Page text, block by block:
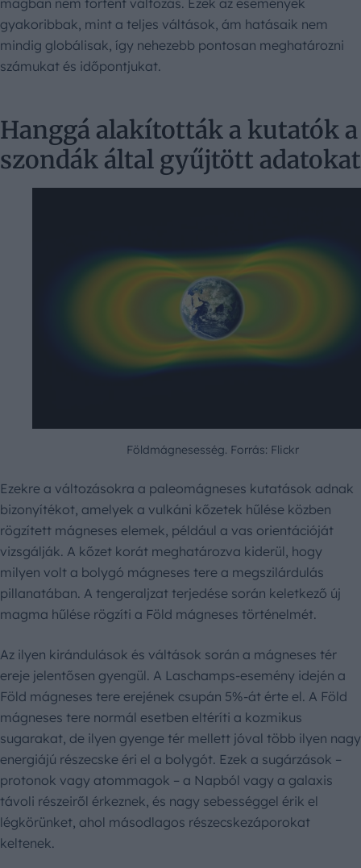
magban nem történt változás. Ezek az események
gyakoribbak, mint a teljes váltások, ám hatásaik nem
mindig globálisak, így nehezebb pontosan meghatározni
számukat és időpontjukat.
Hanggá alakították a kutatók a
szondák által gyűjtött adatokat
Földmágnesesség. Forrás: Flickr
Ezekre a változásokra a paleomágneses kutatások adnak
bizonyítékot, amelyek a vulkáni kőzetek hűlése közben
rögzített mágneses elemek, például a vas orientációját
vizsgálják. A kőzet korát meghatározva kiderül, hogy
milyen volt a bolygó mágneses tere a megszilárdulás
pillanatában. A tengeraljzat terjedése során keletkező új
magma hűlése rögzíti a Föld mágneses történelmét.
Az ilyen kirándulások és váltások során a mágneses tér
ereje jelentősen gyengül. A Laschamps-esemény idején a
Föld mágneses tere erejének csupán 5%-át érte el. A Föld
mágneses tere normál esetben eltéríti a kozmikus
sugarakat, de ilyen gyenge tér mellett jóval több ilyen nagy
energiájú részecske éri el a bolygót. Ezek a sugárzások –
protonok vagy atommagok – a Napból vagy a galaxis
távoli részeiről érkeznek, és nagy sebességgel érik el
légkörünket, ahol másodlagos részecskezáporokat
keltenek.